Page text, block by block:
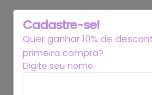
Cadastre-se!
Quer ganhar 10% de
primeira compra?
Digite seu nome